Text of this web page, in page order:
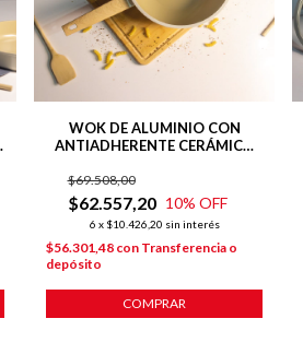
WOK DE ALUMINIO CON
ANTIADHERENTE CERÁMICO
$62.557,20
$69.508,00
10% OFF
6 x $10.426,20 sin interés
$56.301,48 con Transferencia o
depósito
COMPRAR